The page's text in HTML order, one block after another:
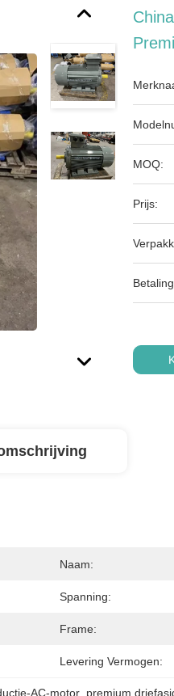
MOQ:
Prijs:
Naam:
Spanning:
Frame:
Levering Vermogen:
AC-motor premium